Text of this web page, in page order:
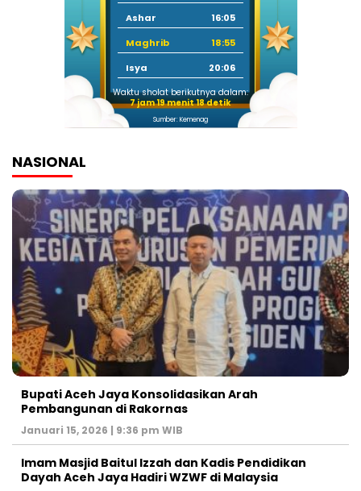
Ashar
16:05
Maghrib
18:55
Isya
20:06
Waktu sholat berikutnya dalam:
7 jam 19 menit 17 detik
Sumber: Kemenag
NASIONAL
Bupati Aceh Jaya Konsolidasikan Arah
Pembangunan di Rakornas
Januari 15, 2026 | 9:36 pm WIB
Imam Masjid Baitul Izzah dan Kadis Pendidikan
Dayah Aceh Jaya Hadiri WZWF di Malaysia